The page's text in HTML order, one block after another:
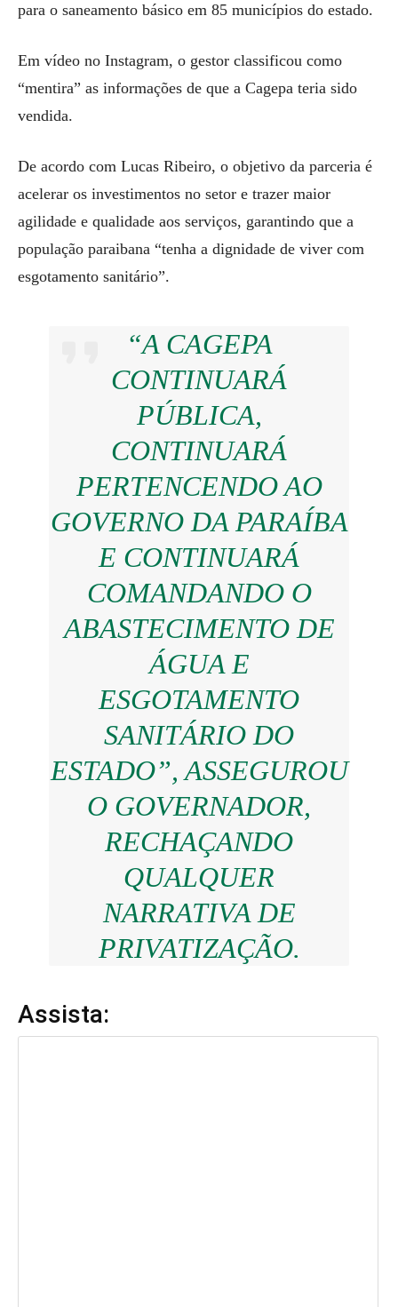
para o saneamento básico em 85 municípios do estado.
Em vídeo no Instagram, o gestor classificou como
“mentira” as informações de que a Cagepa teria sido
vendida.
De acordo com Lucas Ribeiro, o objetivo da parceria é
acelerar os investimentos no setor e trazer maior
agilidade e qualidade aos serviços, garantindo que a
população paraibana “tenha a dignidade de viver com
esgotamento sanitário”.
“A CAGEPA
CONTINUARÁ
PÚBLICA,
CONTINUARÁ
PERTENCENDO AO
GOVERNO DA PARAÍBA
E CONTINUARÁ
COMANDANDO O
ABASTECIMENTO DE
ÁGUA E
ESGOTAMENTO
SANITÁRIO DO
ESTADO”, ASSEGUROU
O GOVERNADOR,
RECHAÇANDO
QUALQUER
NARRATIVA DE
PRIVATIZAÇÃO.
Assista: